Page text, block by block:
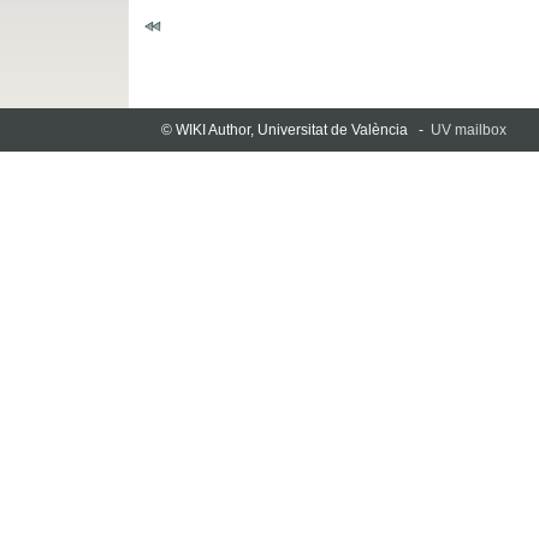
© WIKI Author, Universitat de València - UV mailbox